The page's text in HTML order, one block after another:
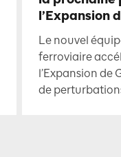
l’Expansion
Le nouvel
ferroviaire
l’Expansion de
de